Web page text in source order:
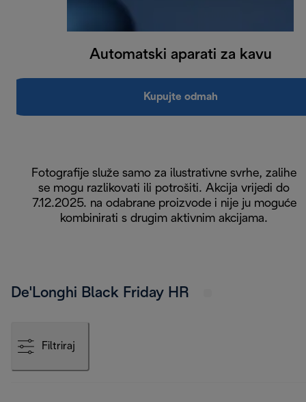
Automatski aparati za kavu
Kupujte odmah
Fotografije služe samo za ilustrativne svrhe, zalihe
se mogu razlikovati ili potrošiti. Akcija vrijedi do
7.12.2025. na odabrane proizvode i nije ju moguće
kombinirati s drugim aktivnim akcijama.
De'Longhi Black Friday HR
Filtriraj